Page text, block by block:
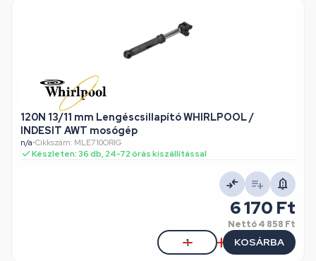
120N 13/11 mm Lengéscsillapító WHIRLPOOL /
INDESIT AWT mosógép
n/a•Cikkszám: MLE710ORIG
Készleten: 36 db, 24-72 órás kiszállítással
6 170 Ft
Nettó4 858 Ft
KOSÁRBA